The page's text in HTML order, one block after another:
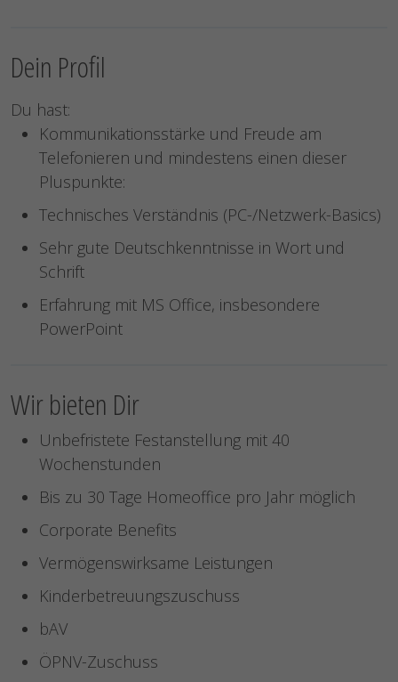
Dein Profil
Du hast:
Kommunikationsstärke und Freude am
Telefonieren und mindestens einen dieser
Pluspunkte:
Technisches Verständnis (PC-/Netzwerk-Basics)
Sehr gute Deutschkenntnisse in Wort und
Schrift
Erfahrung mit MS Office, insbesondere
PowerPoint
Wir bieten Dir
Unbefristete Festanstellung mit 40
Wochenstunden
Bis zu 30 Tage Homeoffice pro Jahr möglich
Corporate Benefits
Vermögenswirksame Leistungen
Kinderbetreuungszuschuss
bAV
ÖPNV-Zuschuss